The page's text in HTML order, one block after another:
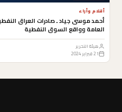
أقلام وأراء
العامة وواقع السوق النفطية
هيئة التحرير
21 فبراير 2024